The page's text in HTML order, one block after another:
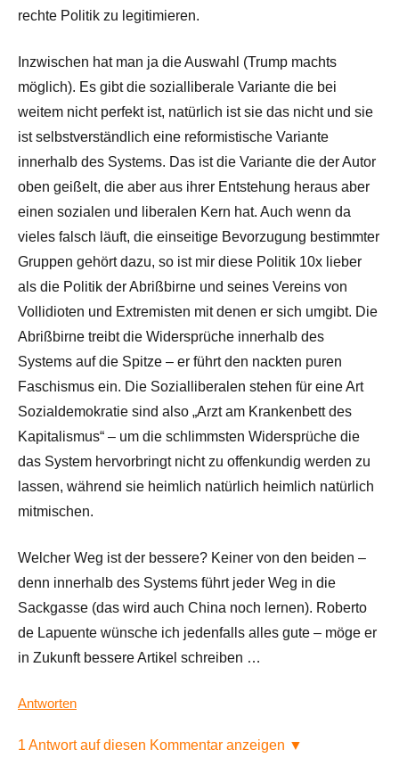
rechte Politik zu legitimieren.
Inzwischen hat man ja die Auswahl (Trump machts
möglich). Es gibt die sozialliberale Variante die bei
weitem nicht perfekt ist, natürlich ist sie das nicht und sie
ist selbstverständlich eine reformistische Variante
innerhalb des Systems. Das ist die Variante die der Autor
oben geißelt, die aber aus ihrer Entstehung heraus aber
einen sozialen und liberalen Kern hat. Auch wenn da
vieles falsch läuft, die einseitige Bevorzugung bestimmter
Gruppen gehört dazu, so ist mir diese Politik 10x lieber
als die Politik der Abrißbirne und seines Vereins von
Vollidioten und Extremisten mit denen er sich umgibt. Die
Abrißbirne treibt die Widersprüche innerhalb des
Systems auf die Spitze – er führt den nackten puren
Faschismus ein. Die Sozialliberalen stehen für eine Art
Sozialdemokratie sind also „Arzt am Krankenbett des
Kapitalismus“ – um die schlimmsten Widersprüche die
das System hervorbringt nicht zu offenkundig werden zu
lassen, während sie heimlich natürlich heimlich natürlich
mitmischen.
Welcher Weg ist der bessere? Keiner von den beiden –
denn innerhalb des Systems führt jeder Weg in die
Sackgasse (das wird auch China noch lernen). Roberto
de Lapuente wünsche ich jedenfalls alles gute – möge er
in Zukunft bessere Artikel schreiben …
Antworten
1 Antwort auf diesen Kommentar anzeigen ▼